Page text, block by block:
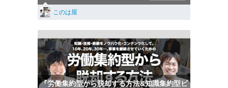
このは屋
『労働集約型から脱却する方法&知識集約型ビ